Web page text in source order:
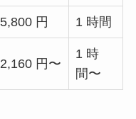
5,800 円 1 時間
2,160 円〜
1 時
間〜